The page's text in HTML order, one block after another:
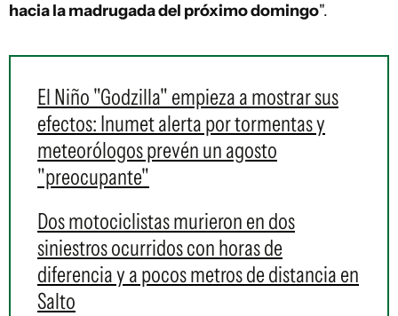
hacia la madrugada del próximo domingo".
El Niño "Godzilla" empieza a mostrar sus
efectos: Inumet alerta por tormentas y
meteorólogos prevén un agosto
"preocupante"
Dos motociclistas murieron en dos
siniestros ocurridos con horas de
diferencia y a pocos metros de distancia en
Salto